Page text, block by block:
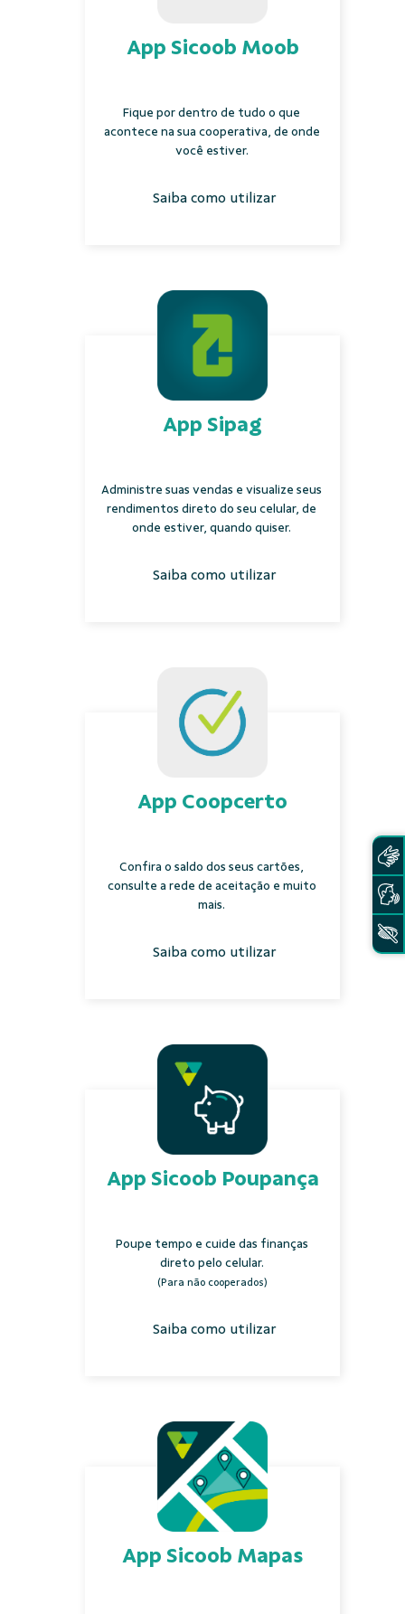
App Sicoob Moob
Fique por dentro de tudo o que
acontece na sua cooperativa, de onde
você estiver.
Saiba como utilizar
App Sipag
Administre suas vendas e visualize seus
rendimentos direto do seu celular, de
onde estiver, quando quiser.
Saiba como utilizar
App Coopcerto
Confira o saldo dos seus cartões,
consulte a rede de aceitação e muito
mais.
Saiba como utilizar
App Sicoob Poupança
Poupe tempo e cuide das finanças
direto pelo celular.
(Para não cooperados)
Saiba como utilizar
App Sicoob Mapas